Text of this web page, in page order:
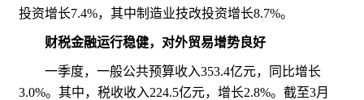
投资增长7.4%，其中制造业技改投资增长8.7%。
财税金融运行稳健，对外贸易增势良好
一季度，一般公共预算收入353.4亿元，同比增长
3.0%。其中，税收收入224.5亿元，增长2.8%。截至3月